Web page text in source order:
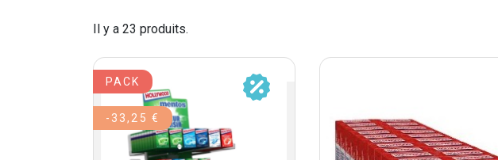
Il y a 23 produits.
PACK
-33,25 €